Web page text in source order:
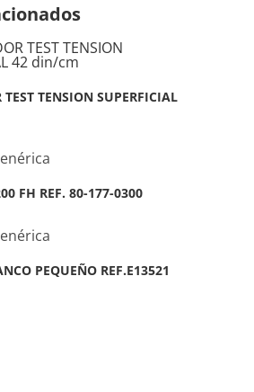
TEST TENSION SUPERFICIAL
FH REF. 80-177-0300
PEQUEÑO REF.E13521